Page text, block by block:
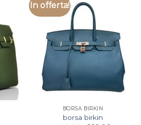
In offerta!
BORSA BIRKIN
borsa birkin